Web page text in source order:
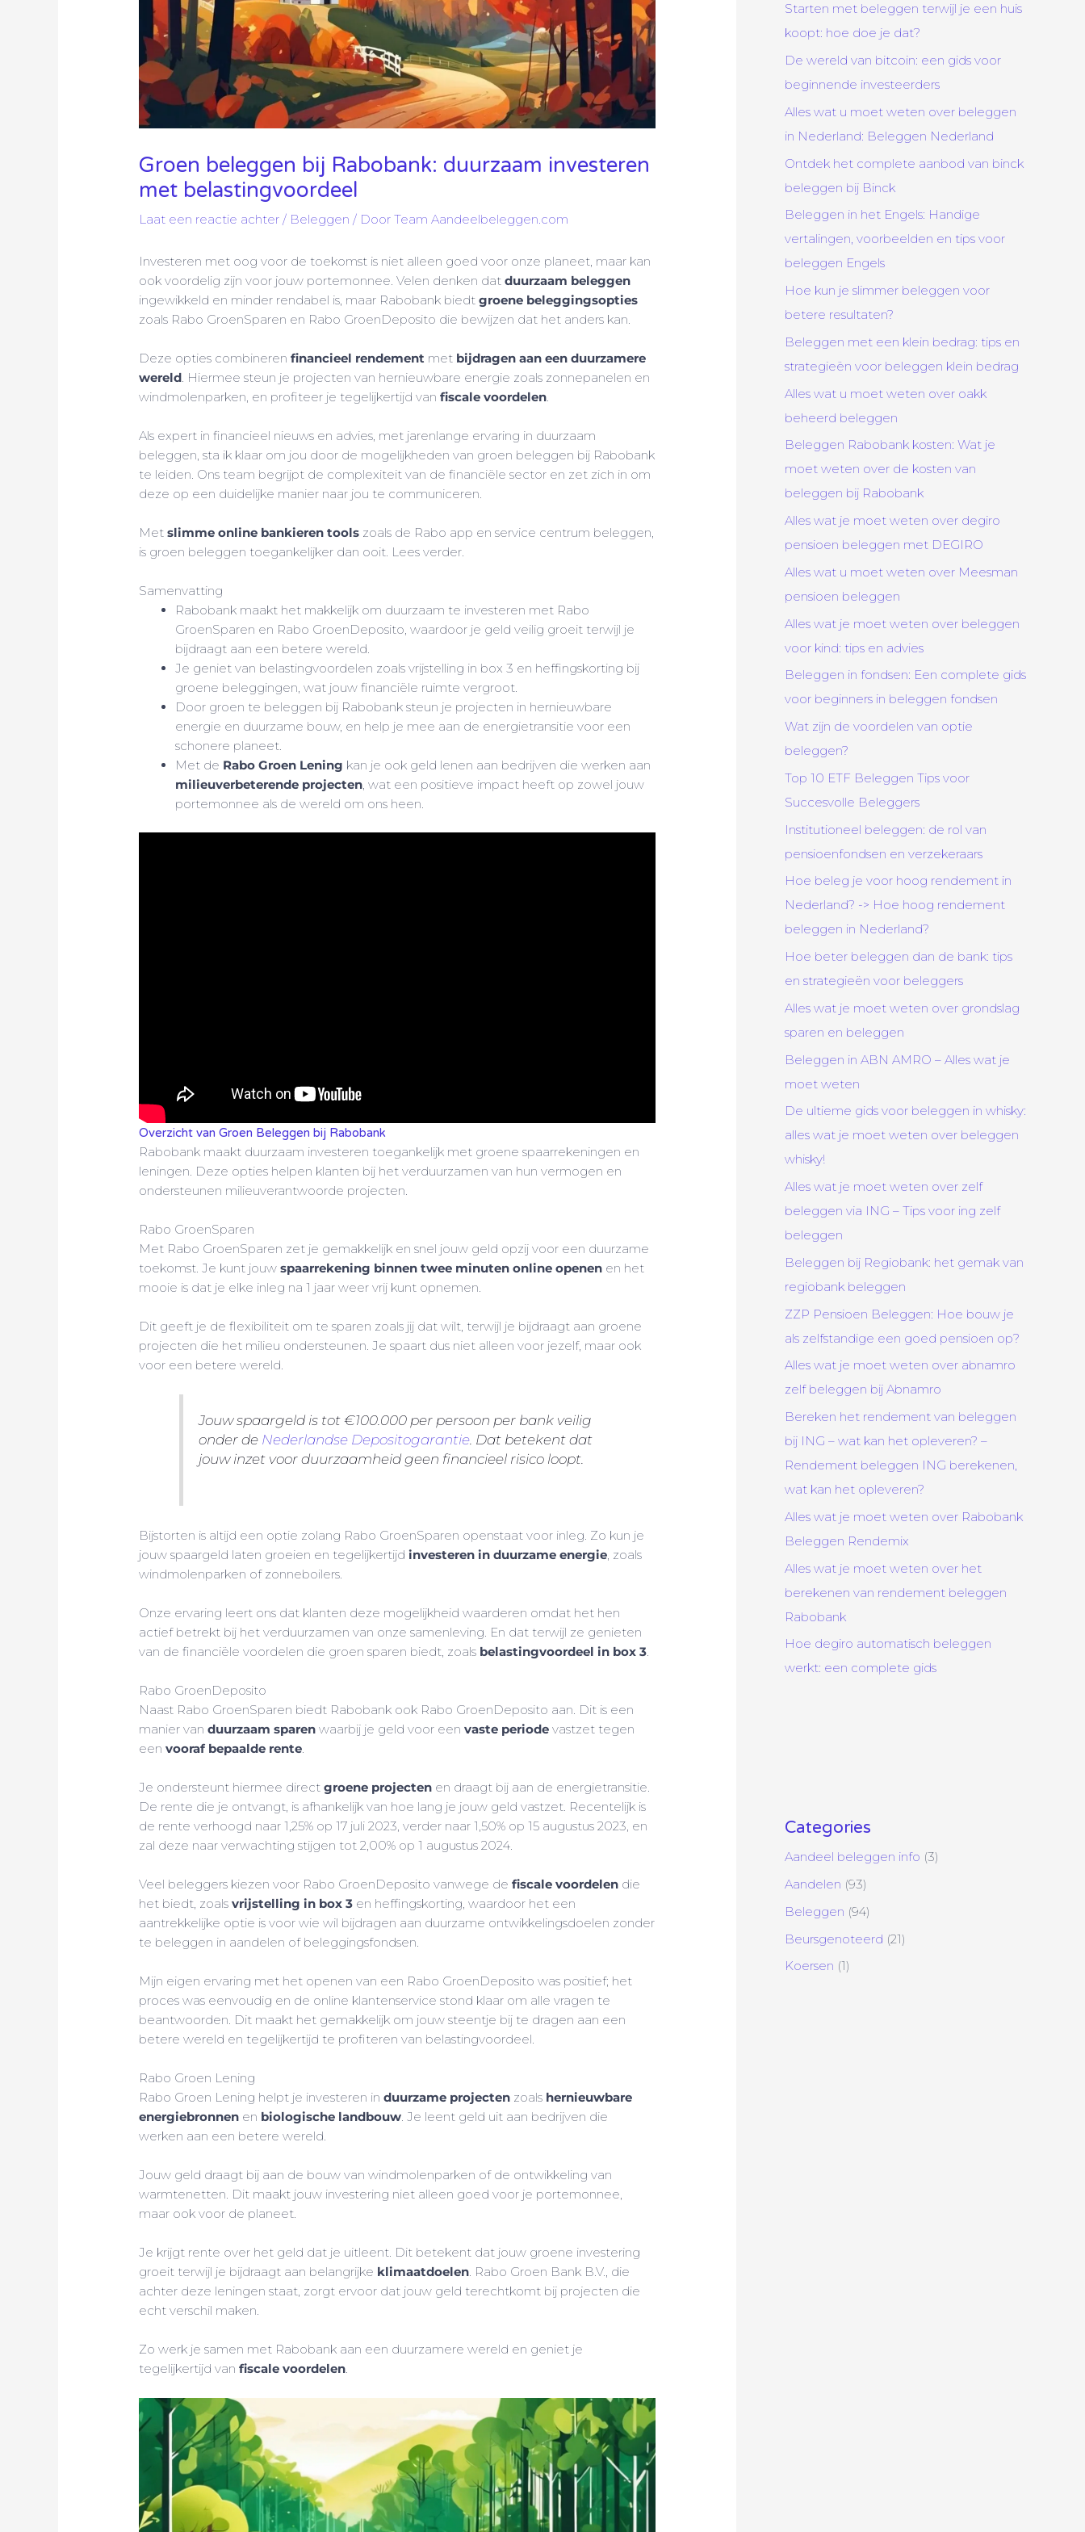
Groen beleggen bij Rabobank: duurzaam investeren
met belastingvoordeel
Laat een reactie achter / Beleggen / DoorTeam Aandeelbeleggen.com
Investeren met oog voor de toekomst is niet alleen goed voor onze planeet, maar kan
ook voordelig zijn voor jouw portemonnee. Velen denken datduurzaam beleggen
ingewikkeld en minder rendabel is, maar Rabobank biedtgroene beleggingsopties
zoals Rabo GroenSparen en Rabo GroenDeposito die bewijzen dat het anders kan.
Deze opties combinerenfinancieel rendement met bijdragen aan een duurzamere
wereld. Hiermee steun je projecten van hernieuwbare energie zoals zonnepanelen en
windmolenparken, en profiteer je tegelijkertijd vanfiscale voordelen.
Als expert in financieel nieuws en advies, met jarenlange ervaring in duurzaam
beleggen, sta ik klaar om jou door de mogelijkheden van groen beleggen bij Rabobank
te leiden. Ons team begrijpt de complexiteit van de financiële sector en zet zich in om
deze op een duidelijke manier naar jou te communiceren.
Metslimme online bankieren tools zoals de Rabo app en service centrum beleggen,
is groen beleggen toegankelijker dan ooit. Lees verder.
Samenvatting
Rabobank maakt het makkelijk om duurzaam te investeren met Rabo
GroenSparen en Rabo GroenDeposito, waardoor je geld veilig groeit terwijl je
bijdraagt aan een betere wereld.
Je geniet van belastingvoordelen zoals vrijstelling in box 3 en heffingskorting bij
groene beleggingen, wat jouw financiële ruimte vergroot.
Door groen te beleggen bij Rabobank steun je projecten in hernieuwbare
energie en duurzame bouw, en help je mee aan de energietransitie voor een
schonere planeet.
Met de Rabo Groen Lening kan je ook geld lenen aan bedrijven die werken aan
milieuverbeterende projecten, wat een positieve impact heeft op zowel jouw
portemonnee als de wereld om ons heen.
Overzicht van Groen Beleggen bij Rabobank
Rabobank maakt duurzaam investeren toegankelijk met groene spaarrekeningen en
leningen. Deze opties helpen klanten bij het verduurzamen van hun vermogen en
ondersteunen milieuverantwoorde projecten.
Rabo GroenSparen
Met Rabo GroenSparen zet je gemakkelijk en snel jouw geld opzij voor een duurzame
toekomst. Je kunt jouwspaarrekening binnen twee minuten online openen en het
mooie is dat je elke inleg na 1 jaar weer vrij kunt opnemen.
Dit geeft je de flexibiliteit om te sparen zoals jij dat wilt, terwijl je bijdraagt aan groene
projecten die het milieu ondersteunen. Je spaart dus niet alleen voor jezelf, maar ook
voor een betere wereld.
Jouw spaargeld is tot €100.000 per persoon per bank veilig
onder de Nederlandse Depositogarantie. Dat betekent dat
jouw inzet voor duurzaamheid geen financieel risico loopt.
Bijstorten is altijd een optie zolang Rabo GroenSparen openstaat voor inleg. Zo kun je
jouw spaargeld laten groeien en tegelijkertijdinvesteren in duurzame energie, zoals
windmolenparken of zonneboilers.
Onze ervaring leert ons dat klanten deze mogelijkheid waarderen omdat het hen
actief betrekt bij het verduurzamen van onze samenleving. En dat terwijl ze genieten
van de financiële voordelen die groen sparen biedt, zoals belastingvoordeel in box 3.
Rabo GroenDeposito
Naast Rabo GroenSparen biedt Rabobank ook Rabo GroenDeposito aan. Dit is een
manier vanduurzaam sparen waarbij je geld voor eenvaste periode vastzet tegen
eenvooraf bepaalde rente.
Je ondersteunt hiermee directgroene projecten en draagt bij aan de energietransitie.
De rente die je ontvangt, is afhankelijk van hoe lang je jouw geld vastzet. Recentelijk is
de rente verhoogd naar 1,25% op 17 juli 2023, verder naar 1,50% op 15 augustus 2023, en
zal deze naar verwachting stijgen tot 2,00% op 1 augustus 2024.
Veel beleggers kiezen voor Rabo GroenDeposito vanwege defiscale voordelen die
het biedt, zoalsvrijstelling in box 3 en heffingskorting, waardoor het een
aantrekkelijke optie is voor wie wil bijdragen aan duurzame ontwikkelingsdoelen zonder
te beleggen in aandelen of beleggingsfondsen.
Mijn eigen ervaring met het openen van een Rabo GroenDeposito was positief; het
proces was eenvoudig en de online klantenservice stond klaar om alle vragen te
beantwoorden. Dit maakt het gemakkelijk om jouw steentje bij te dragen aan een
betere wereld en tegelijkertijd te profiteren van belastingvoordeel.
Rabo Groen Lening
Rabo Groen Lening helpt je investeren induurzame projecten zoals hernieuwbare
energiebronnen en biologische landbouw. Je leent geld uit aan bedrijven die
werken aan een betere wereld.
Jouw geld draagt bij aan de bouw van windmolenparken of de ontwikkeling van
warmtenetten. Dit maakt jouw investering niet alleen goed voor je portemonnee,
maar ook voor de planeet.
Je krijgt rente over het geld dat je uitleent. Dit betekent dat jouw groene investering
groeit terwijl je bijdraagt aan belangrijke klimaatdoelen. Rabo Groen Bank B.V., die
achter deze leningen staat, zorgt ervoor dat jouw geld terechtkomt bij projecten die
echt verschil maken.
Zo werk je samen met Rabobank aan een duurzamere wereld en geniet je
tegelijkertijd vanfiscale voordelen.
Starten met beleggen terwijl je een huis
koopt: hoe doe je dat?
De wereld van bitcoin: een gids voor
beginnende investeerders
Alles wat u moet weten over beleggen
in Nederland: Beleggen Nederland
Ontdek het complete aanbod van binck
beleggen bij Binck
Beleggen in het Engels: Handige
vertalingen, voorbeelden en tips voor
beleggen Engels
Hoe kun je slimmer beleggen voor
betere resultaten?
Beleggen met een klein bedrag: tips en
strategieën voor beleggen klein bedrag
Alles wat u moet weten over oakk
beheerd beleggen
Beleggen Rabobank kosten: Wat je
moet weten over de kosten van
beleggen bij Rabobank
Alles wat je moet weten over degiro
pensioen beleggen met DEGIRO
Alles wat u moet weten over Meesman
pensioen beleggen
Alles wat je moet weten over beleggen
voor kind: tips en advies
Beleggen in fondsen: Een complete gids
voor beginners in beleggen fondsen
Wat zijn de voordelen van optie
beleggen?
Top 10 ETF Beleggen Tips voor
Succesvolle Beleggers
Institutioneel beleggen: de rol van
pensioenfondsen en verzekeraars
Hoe beleg je voor hoog rendement in
Nederland? -> Hoe hoog rendement
beleggen in Nederland?
Hoe beter beleggen dan de bank: tips
en strategieën voor beleggers
Alles wat je moet weten over grondslag
sparen en beleggen
Beleggen in ABN AMRO – Alles wat je
moet weten
De ultieme gids voor beleggen in whisky:
alles wat je moet weten over beleggen
whisky!
Alles wat je moet weten over zelf
beleggen via ING – Tips voor ing zelf
beleggen
Beleggen bij Regiobank: het gemak van
regiobank beleggen
ZZP Pensioen Beleggen: Hoe bouw je
als zelfstandige een goed pensioen op?
Alles wat je moet weten over abnamro
zelf beleggen bij Abnamro
Bereken het rendement van beleggen
bij ING – wat kan het opleveren? –
Rendement beleggen ING berekenen,
wat kan het opleveren?
Alles wat je moet weten over Rabobank
Beleggen Rendemix
Alles wat je moet weten over het
berekenen van rendement beleggen
Rabobank
Hoe degiro automatisch beleggen
werkt: een complete gids
Categories
Aandeel beleggen info (3)
Aandelen (93)
Beleggen (94)
Beursgenoteerd (21)
Koersen (1)